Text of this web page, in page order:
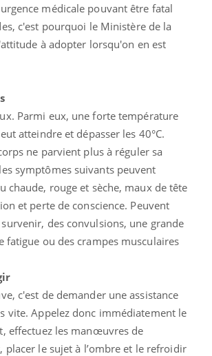
médicale pouvant être fatal
c'est pourquoi le Ministère de la
à adopter lorsqu'on en est
Parmi eux, une forte température
atteindre et dépasser les 40°C.
ne parvient plus à réguler sa
symptômes suivants peuvent
chaude, rouge et sèche, maux de tête
et perte de conscience. Peuvent
des convulsions, une grande
fatigue ou des crampes musculaires
c'est de demander une assistance
vite. Appelez donc immédiatement le
effectuez les manœuvres de
placer le sujet à l’ombre et le refroidir